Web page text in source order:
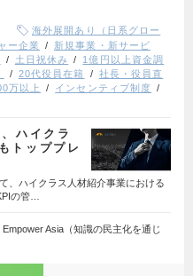
海外展開あり（日系グロー
ー企業
新規事業・新サービ
土日祝休み
1億円以上資金調
20代役員在籍
社長・役員直
万以上
インセンティブ制度
ハイクラ
トッププレ
、ハイクラス人材紹介事業における
の管…
Asia（知識の民主化を通じ